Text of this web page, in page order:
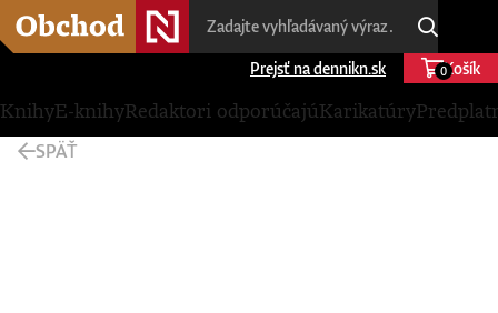
Prejsť na dennikn.sk Košík
0
KnihyE-knihyRedaktori odporúčajúKarikatúry
SPÄŤ